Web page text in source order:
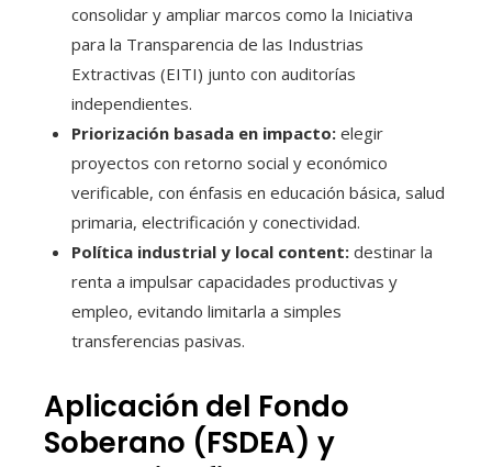
consolidar y ampliar marcos como la Iniciativa
para la Transparencia de las Industrias
Extractivas (EITI) junto con auditorías
independientes.
Priorización basada en impacto: elegir
proyectos con retorno social y económico
verificable, con énfasis en educación básica, salud
primaria, electrificación y conectividad.
Política industrial y local content: destinar la
renta a impulsar capacidades productivas y
empleo, evitando limitarla a simples
transferencias pasivas.
Aplicación del Fondo
Soberano (FSDEA) y